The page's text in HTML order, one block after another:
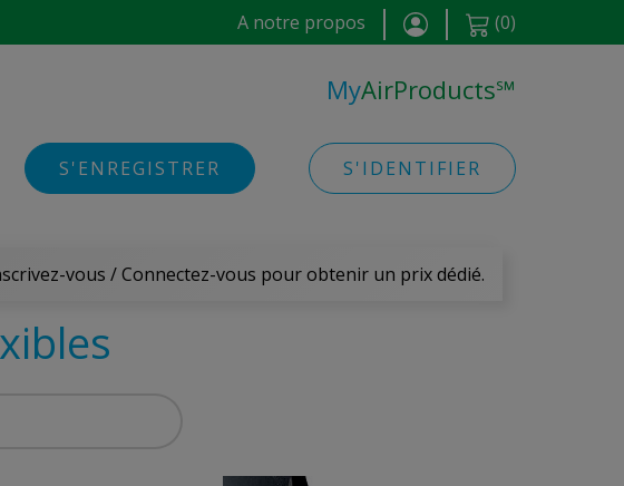
A notre propos (0)
MyAirProducts℠
S'ENREGISTRER S'IDENTIFIER
vous / Connectez-vous pour obtenir un prix dédié.